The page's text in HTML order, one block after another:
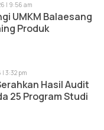
| 9:56 am
UMKM Balaesang
Produk
| 3:32 pm
Hasil Audit
25 Program Studi